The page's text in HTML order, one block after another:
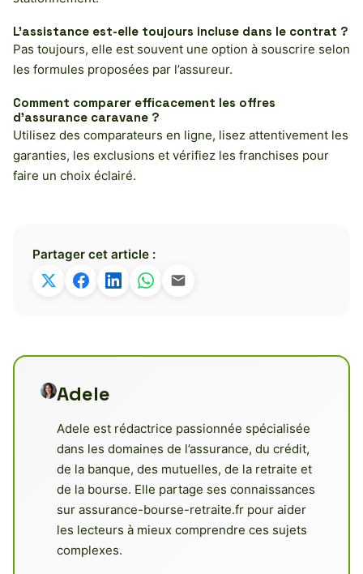
L’assistance est-elle toujours incluse dans le contrat ?
Pas toujours, elle est souvent une option à souscrire selon
les formules proposées par l’assureur.
Comment comparer efficacement les offres
d’assurance caravane ?
Utilisez des comparateurs en ligne, lisez attentivement les
garanties, les exclusions et vérifiez les franchises pour
faire un choix éclairé.
Partager cet article :
Adele
Adele est rédactrice passionnée spécialisée
dans les domaines de l’assurance, du crédit,
de la banque, des mutuelles, de la retraite et
de la bourse. Elle partage ses connaissances
sur assurance-bourse-retraite.fr pour aider
les lecteurs à mieux comprendre ces sujets
complexes.